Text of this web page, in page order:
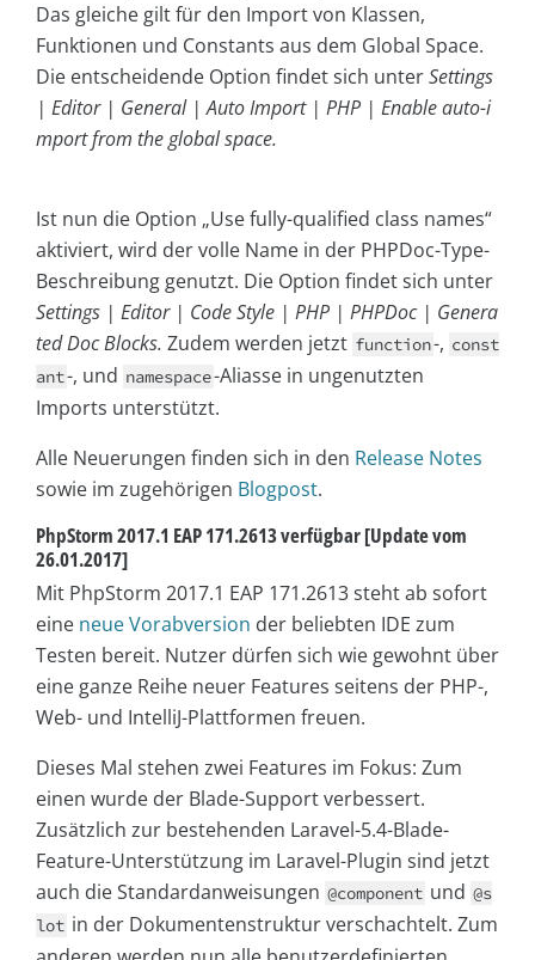
Das gleiche gilt für den Import von Klassen,
Funktionen und Constants aus dem Global Space.
Die entscheidende Option findet sich unterSettings
| Editor | General | Auto Import | PHP | Enable auto-i
mport from the global space.
Ist nun die Option „Use fully-qualified class names“
aktiviert, wird der volle Name in der PHPDoc-Type-
Beschreibung genutzt. Die Option findet sich unter
Settings | Editor | Code Style | PHP | PHPDoc | Genera
ted Doc Blocks. Zudem werden jetzt function-, const
ant-, und namespace-Aliasse in ungenutzten
Imports unterstützt.
Alle Neuerungen finden sich in den Release Notes
sowie im zugehörigen Blogpost.
PhpStorm 2017.1 EAP 171.2613 verfügbar [Update vom
26.01.2017]
Mit PhpStorm 2017.1 EAP 171.2613 steht ab sofort
eine neue Vorabversion der beliebten IDE zum
Testen bereit. Nutzer dürfen sich wie gewohnt über
eine ganze Reihe neuer Features seitens der PHP-,
Web- und IntelliJ-Plattformen freuen.
Dieses Mal stehen zwei Features im Fokus: Zum
einen wurde der Blade-Support verbessert.
Zusätzlich zur bestehenden Laravel-5.4-Blade-
Feature-Unterstützung im Laravel-Plugin sind jetzt
auch die Standardanweisungen @component und @s
lot in der Dokumentenstruktur verschachtelt. Zum